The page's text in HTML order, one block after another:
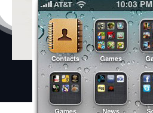
2008-2026 © Blog do iPhone –